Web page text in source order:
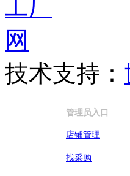
技术支持：
管理员入口
店铺管理
找采购